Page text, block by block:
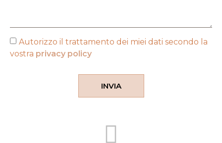
Autorizzo il trattamento dei miei dati secondo la
vostra privacy policy
INVIA